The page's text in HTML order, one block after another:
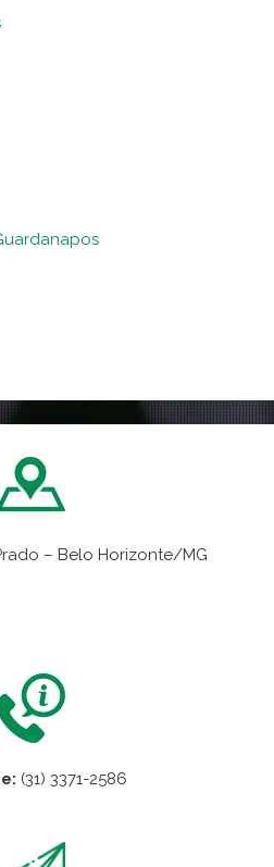
– Belo Horizonte/MG
(31) 3371-2586